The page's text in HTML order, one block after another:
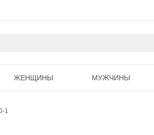
ЖЕНЩИНЫ МУЖЧИНЫ
1